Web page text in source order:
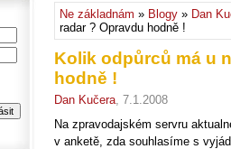
Ne základnám » Blogy » Dan
radar ? Opravdu hodně !
Kolik odpůrců má u
hodně !
Dan Kučera, 7.1.2008
Na zpravodajském servru
v anketě, zda souhlasíme s